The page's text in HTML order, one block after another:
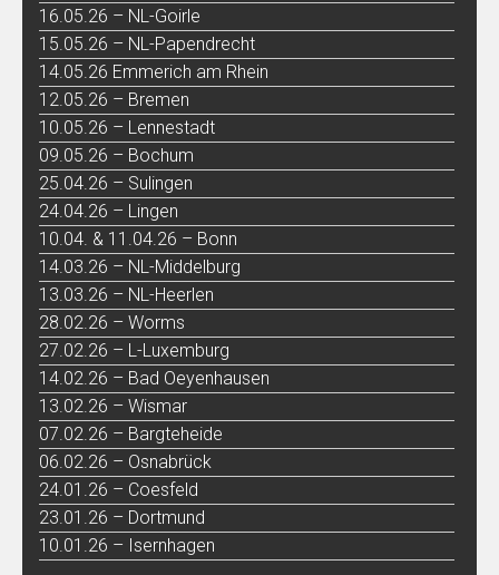
16.05.26 – NL-Goirle
15.05.26 – NL-Papendrecht
14.05.26 Emmerich am Rhein
12.05.26 – Bremen
10.05.26 – Lennestadt
09.05.26 – Bochum
25.04.26 – Sulingen
24.04.26 – Lingen
10.04. & 11.04.26 – Bonn
14.03.26 – NL-Middelburg
13.03.26 – NL-Heerlen
28.02.26 – Worms
27.02.26 – L-Luxemburg
14.02.26 – Bad Oeyenhausen
13.02.26 – Wismar
07.02.26 – Bargteheide
06.02.26 – Osnabrück
24.01.26 – Coesfeld
23.01.26 – Dortmund
10.01.26 – Isernhagen